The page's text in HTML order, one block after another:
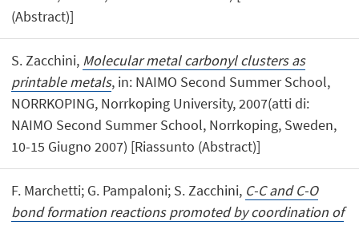
(Abstract)]
S. Zacchini, Molecular metal carbonyl clusters as
printable metals, in: NAIMO Second Summer School,
NORRKOPING, Norrkoping University, 2007(atti di:
NAIMO Second Summer School, Norrkoping, Sweden,
10-15 Giugno 2007) [Riassunto (Abstract)]
F. Marchetti; G. Pampaloni; S. Zacchini, C-C and C-O
bond formation reactions promoted by coordination of